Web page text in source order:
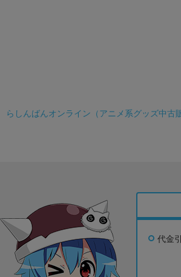
らしんばんオンライン（アニメ系グッズ中古
代金